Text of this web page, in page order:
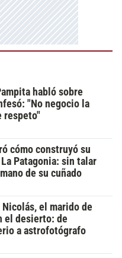
habló sobre
"No negocio la
respeto"
cómo construyó su
Patagonia: sin talar
de su cuñado
el marido de
el desierto: de
a astrofotógrafo